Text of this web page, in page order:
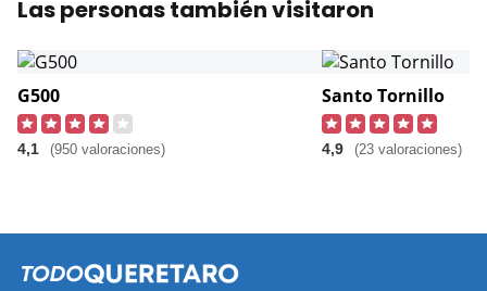
Las personas también visitaron
G500
4,1 (950 valoraciones)
Santo Tornillo
4,9 (23 valoraciones)